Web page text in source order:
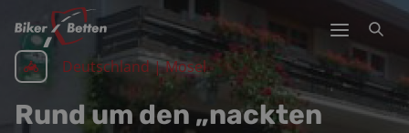
Deutschland | Mosel
Rund um den „nackten